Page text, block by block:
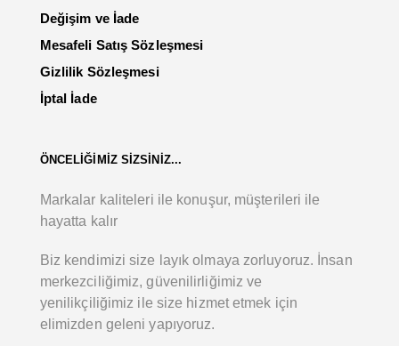
Değişim ve İade
Mesafeli Satış Sözleşmesi
Gizlilik Sözleşmesi
İptal İade
ÖNCELİĞİMİZ SİZSİNİZ...
Markalar kaliteleri ile konuşur, müşterileri ile
hayatta kalır
Biz kendimizi size layık olmaya zorluyoruz. İnsan
merkezciliğimiz, güvenilirliğimiz ve
yenilikçiliğimiz ile size hizmet etmek için
elimizden geleni yapıyoruz.